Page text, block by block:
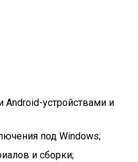
устройствами и
под Windows;
и сборки;